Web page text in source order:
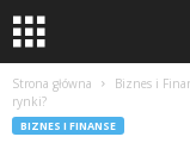
Strona główna Biznes i
rynki?
BIZNES I FINANSE